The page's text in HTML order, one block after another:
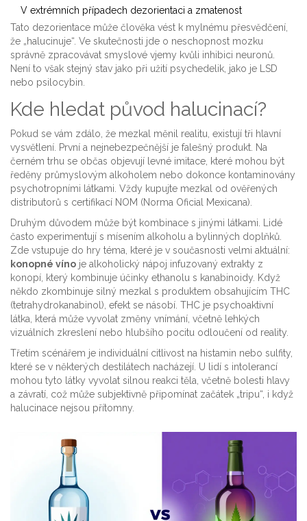
V extrémních případech dezorientaci a zmatenost
Tato dezorientace může člověka vést k mylnému přesvědčení,
že „halucinuje“. Ve skutečnosti jde o neschopnost mozku
správně zpracovávat smyslové vjemy kvůli inhibici neuronů.
Není to však stejný stav jako při užití psychedelik, jako je LSD
nebo psilocybin.
Kde hledat původ halucinací?
Pokud se vám zdálo, že mezkal měnil realitu, existují tři hlavní
vysvětlení. První a nejnebezpečnější je falešný produkt. Na
černém trhu se občas objevují levné imitace, které mohou být
ředěny průmyslovým alkoholem nebo dokonce kontaminovány
psychotropními látkami. Vždy kupujte mezkal od ověřených
distributorů s certifikací NOM (Norma Oficial Mexicana).
Druhým důvodem může být kombinace s jinými látkami. Lidé
často experimentují s mísením alkoholu a bylinných doplňků.
Zde vstupuje do hry téma, které je v současnosti velmi aktuální:
konopné víno je alkoholický nápoj infuzovaný extrakty z
konopí, který kombinuje účinky ethanolu s kanabinoidy . Když
někdo zkombinuje silný mezkal s produktem obsahujícím THC
(tetrahydrokanabinol), efekt se násobí. THC je psychoaktivní
látka, která může vyvolat změny vnímání, včetně lehkých
vizuálních zkreslení nebo hlubšího pocitu odloučení od reality.
Třetím scénářem je individuální citlivost na histamin nebo sulfity,
které se v některých destilátech nacházejí. U lidí s intolerancí
mohou tyto látky vyvolat silnou reakci těla, včetně bolesti hlavy
a závratí, což může subjektivně připomínat začátek „tripu“, i když
halucinace nejsou přítomny.